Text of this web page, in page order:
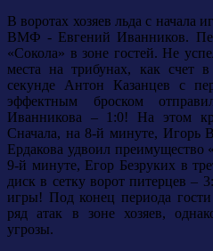
В воротах хозяев льда с начала
ВМФ - Евгений Иванников.
«Сокола» в зоне гостей. Не
места на трибунах, как счет
секунде Антон Казанцев с
эффектным броском
Иванникова – 1:0! На этом
Сначала, на 8-й минуте, Игорь
Ердакова удвоил преимущество
9-й минуте, Егор Безруких в
диск в сетку ворот питерцев –
игры! Под конец периода гости
ряд атак в зоне хозяев,
угрозы.